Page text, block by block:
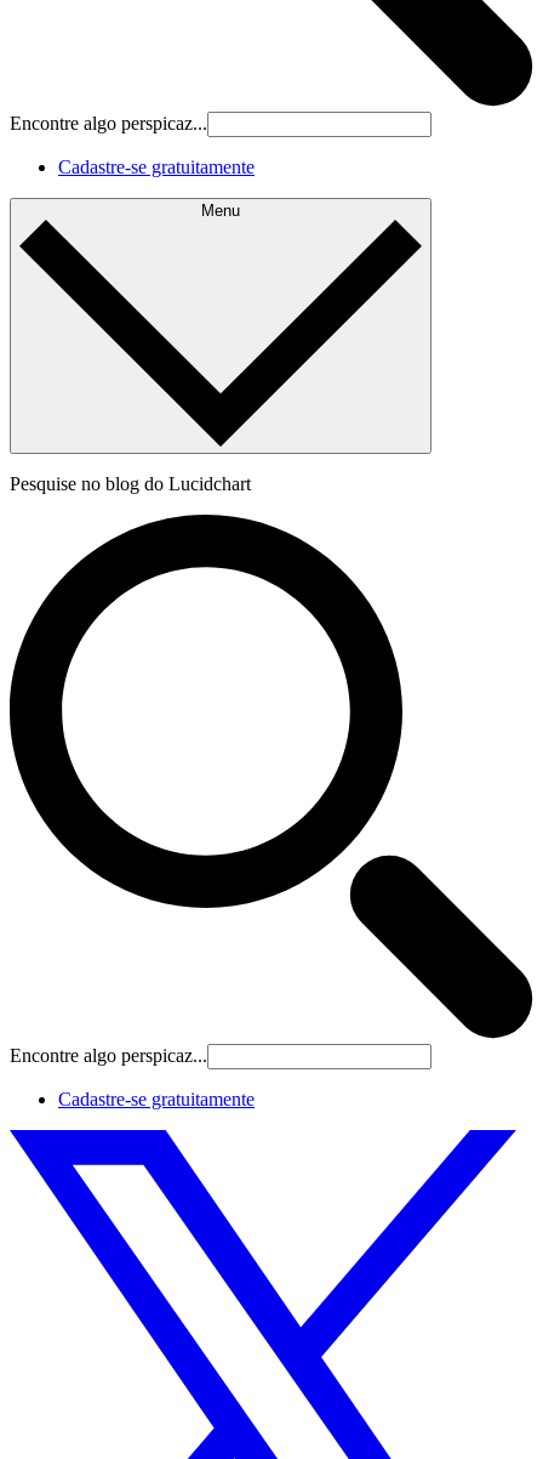
Encontre algo perspicaz...
Cadastre‐se gratuitamente
Menu
Pesquise no blog do Lucidchart
Encontre algo perspicaz...
Cadastre‐se gratuitamente